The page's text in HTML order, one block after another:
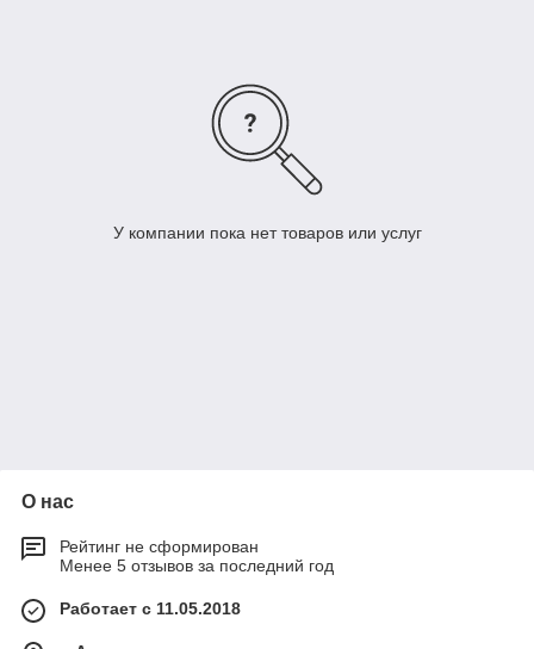
У компании пока нет товаров или услуг
О нас
Рейтинг не сформирован
Менее 5 отзывов за последний год
Работает с 11.05.2018